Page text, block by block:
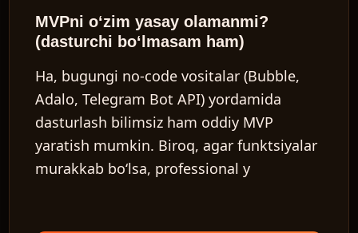
MVPni o‘zim yasay olamanmi?
(dasturchi bo‘lmasam ham)
Ha, bugungi no-code vositalar (Bubble,
Adalo, Telegram Bot API) yordamida
dasturlash bilimsiz ham oddiy MVP
yaratish mumkin. Biroq, agar funktsiyalar
murakkab bo‘lsa, professional y